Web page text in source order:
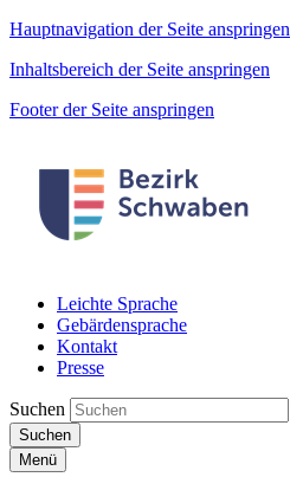
Hauptnavigation der Seite anspringen
Inhaltsbereich der Seite anspringen
Footer der Seite anspringen
Leichte Sprache
Gebärdensprache
Kontakt
Presse
Suchen
Suchen
Menü